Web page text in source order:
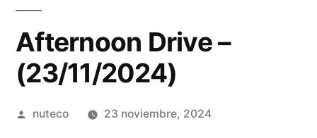
Afternoon Drive –
(23/11/2024)
Publicada
nuteco 23 noviembre, 2024